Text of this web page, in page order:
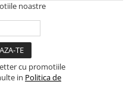
noastre
cu promotiile
in Politica de